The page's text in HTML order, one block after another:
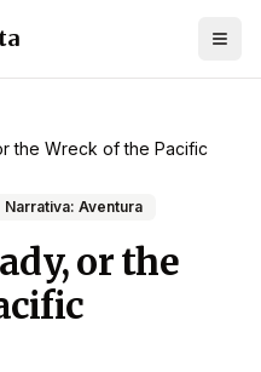
the Wreck of the Pacific
Narrativa: Aventura
or the